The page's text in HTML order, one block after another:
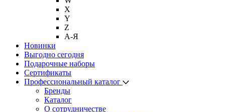
X
Y
Z
А-Я
Новинки
Выгодно сегодня
Подарочные наборы
Сертификаты
Профессиональный каталог
Бренды
Каталог
О сотрудничестве